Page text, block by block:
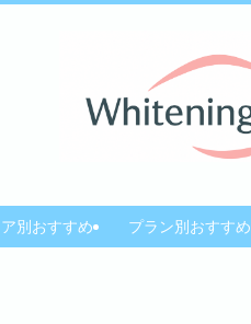
別おすすめ プラン別おすすめ